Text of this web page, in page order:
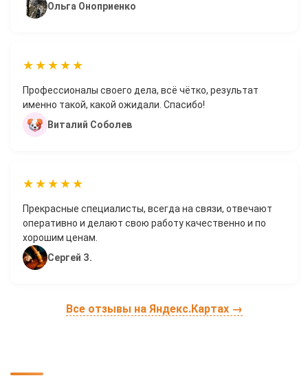
Ольга Оноприенко
★★★★★
Профессионалы своего дела, всё чётко, результат
именно такой, какой ожидали. Спасибо!
Виталий Соболев
★★★★★
Прекрасные специалисты, всегда на связи, отвечают
оперативно и делают свою работу качественно и по
хорошим ценам.
Сергей З.
Все отзывы на Яндекс.Картах →